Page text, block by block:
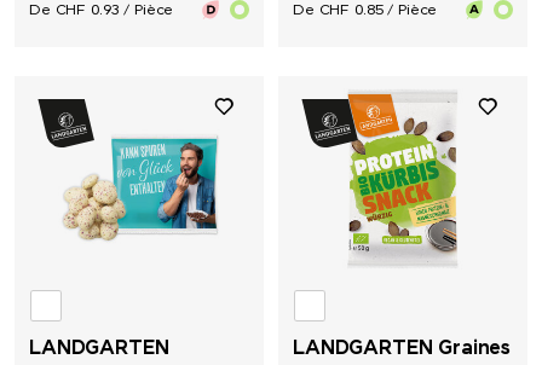
De CHF 0.93 / Pièce
De CHF 0.85 / Pièce
LANDGARTEN
LANDGARTEN Graines